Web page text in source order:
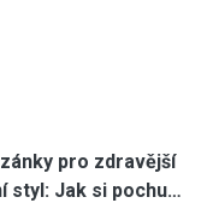
pro zdravější
styl: Jak si pochu…